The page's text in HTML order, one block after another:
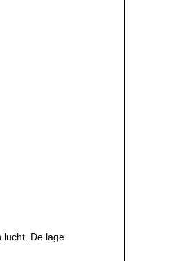
lucht. De lage